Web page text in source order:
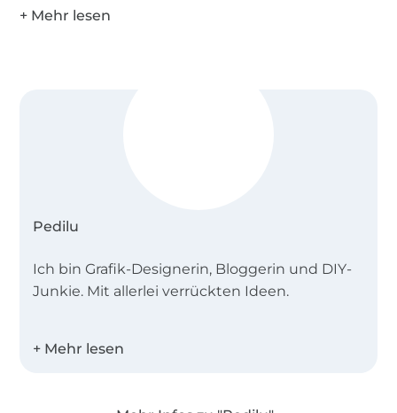
Pedilu
Ich bin Grafik-Designerin, Bloggerin und DIY-
Junkie. Mit allerlei verrückten Ideen.
Schnitte und zeitlose Motive, die sich vielfältig